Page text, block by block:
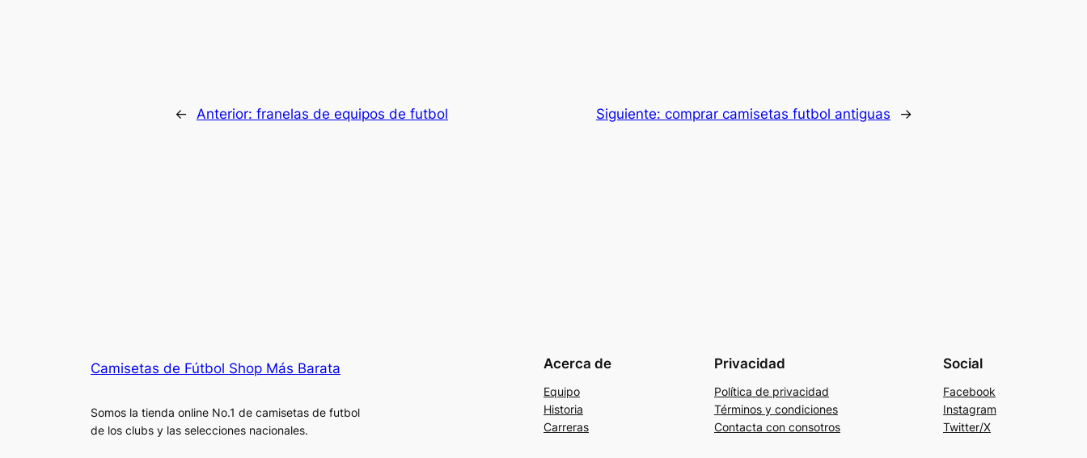
← Anterior: franelas de equipos de futbol Siguiente: comprar camisetas futbol antiguas →
Camisetas de Fútbol Shop Más Barata
Somos la tienda online No.1 de camisetas de futbol
de los clubs y las selecciones nacionales.
Acerca de
Equipo
Historia
Carreras
Privacidad
Política de privacidad
Términos y condiciones
Contacta con consotros
Social
Facebook
Instagram
Twitter/X